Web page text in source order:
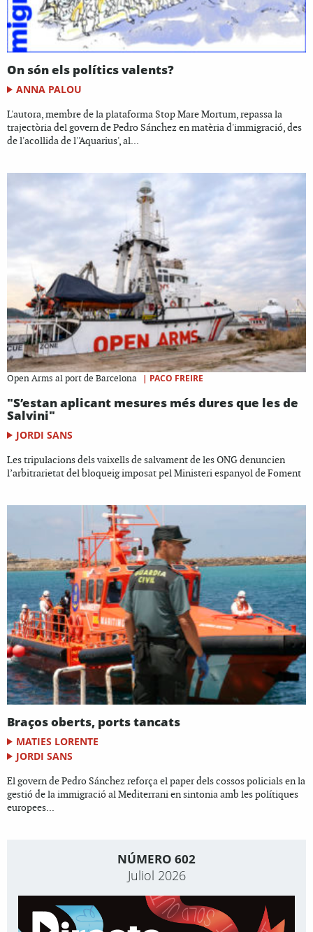
On són els polítics valents?
ANNA PALOU
L'autora, membre de la plataforma Stop Mare Mortum, repassa la
trajectòria del govern de Pedro Sánchez en matèria d'immigració, des
de l'acollida de l''Aquarius', al...
Open Arms al port de Barcelona | PACO FREIRE
"S’estan aplicant mesures més dures que les de
Salvini"
JORDI SANS
Les tripulacions dels vaixells de salvament de les ONG denuncien
l’arbitrarietat del bloqueig imposat pel Ministeri espanyol de Foment
Braços oberts, ports tancats
MATIES LORENTE
JORDI SANS
El govern de Pedro Sánchez reforça el paper dels cossos policials en la
gestió de la immigració al Mediterrani en sintonia amb les polítiques
europees...
NÚMERO 602
Juliol 2026